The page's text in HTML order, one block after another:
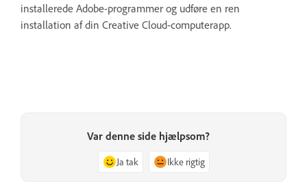
installerede Adobe-programmer og udføre en ren
installation af din Creative Cloud-computerapp.
Var denne side hjælpsom?
Ja tak Ikke rigtig